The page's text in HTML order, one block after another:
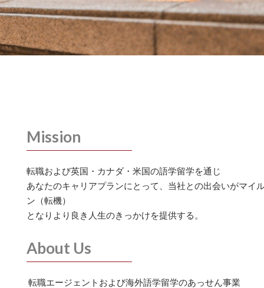
Mission
転職および英国・カナダ・米国の語学留学を通じ
あなたのキャリアプランにとって、当社との出会いがマイ
ン（転機）
となりより良き人生のきっかけを提供する。
About Us
転職エージェントおよび海外語学留学のあっせん事業